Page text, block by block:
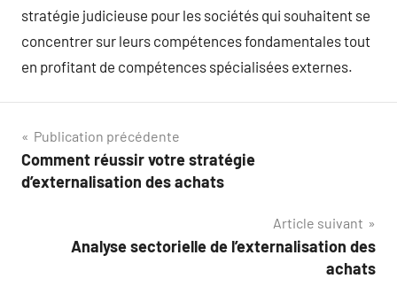
stratégie judicieuse pour les sociétés qui souhaitent se
concentrer sur leurs compétences fondamentales tout
en profitant de compétences spécialisées externes.
Navigation
de
Publication précédente
Comment réussir votre stratégie
d’externalisation des achats
Article suivant
Analyse sectorielle de l’externalisation des
achats